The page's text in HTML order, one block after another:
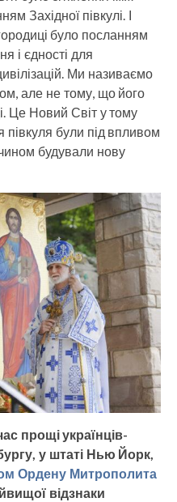
Західної півкулі. І
було посланням
і єдності для
Ми називаємо
але не тому, що його
Це Новий Світ у тому
півкуля були під впливом
будували нову
прощі українців-
у штаті Нью Йорк,
Ордену Митрополита
відзнаки